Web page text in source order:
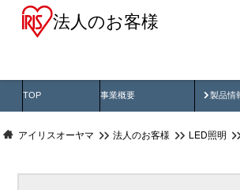
法人のお客様
TOP 事業概要 製品情
製品
アイリスオーヤマ 法人のお客様 LED照明